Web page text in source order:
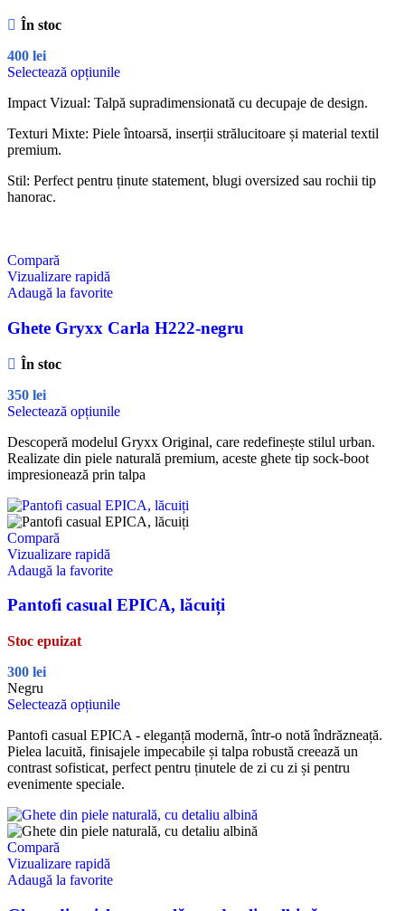
În stoc
400 lei
Selectează opțiunile
Impact Vizual: Talpă supradimensionată cu decupaje de design.
Texturi Mixte: Piele întoarsă, inserții strălucitoare și material textil
premium.
Stil: Perfect pentru ținute statement, blugi oversized sau rochii tip
hanorac.
Compară
Vizualizare rapidă
Adaugă la favorite
Ghete Gryxx Carla H222-negru
În stoc
350 lei
Selectează opțiunile
Descoperă modelul Gryxx Original, care redefinește stilul urban.
Realizate din piele naturală premium, aceste ghete tip sock-boot
impresionează prin talpa
Compară
Vizualizare rapidă
Adaugă la favorite
Pantofi casual EPICA, lăcuiți
Stoc epuizat
300 lei
Negru
Selectează opțiunile
Pantofi casual EPICA - eleganță modernă, într-o notă îndrăzneață.
Pielea lacuită, finisajele impecabile și talpa robustă creează un
contrast sofisticat, perfect pentru ținutele de zi cu zi și pentru
evenimente speciale.
Compară
Vizualizare rapidă
Adaugă la favorite